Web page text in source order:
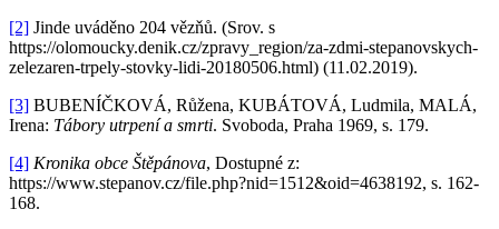
[2] Jinde uváděno 204 vězňů. (Srov. s
https://olomoucky.denik.cz/zpravy_region/za-zdmi-stepanovskych-
zelezaren-trpely-stovky-lidi-20180506.html) (11.02.2019).
[3] BUBENÍČKOVÁ, Růžena, KUBÁTOVÁ, Ludmila, MALÁ,
Irena: Tábory utrpení a smrti. Svoboda, Praha 1969, s. 179.
[4] Kronika obce Štěpánova, Dostupné z:
https://www.stepanov.cz/file.php?nid=1512&oid=4638192, s. 162-
168.